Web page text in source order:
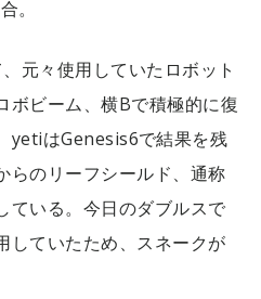
。
元々使用していたロボット
ボビーム、横Bで積極的に復
yetiはGenesis6で結果を残
らのリーフシールド、通称
ている。今日のダブルスで
していたため、スネークが